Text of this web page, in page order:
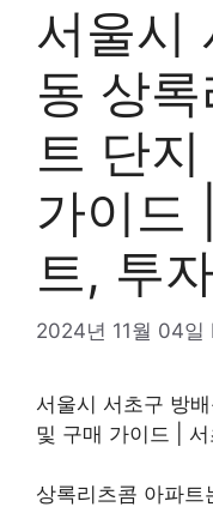
서울시
동 상
트 단
가이드
트, 투
2024년 11월 04일
서울시 서초구 방
및 구매 가이드 |
상록리츠콤 아파트